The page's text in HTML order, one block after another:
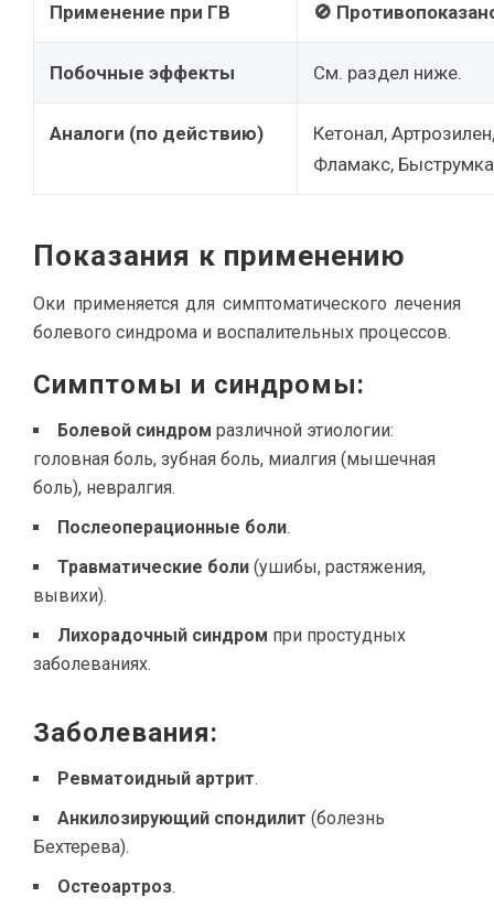
Применение при ГВ 🚫
Побочные эффекты См. раздел ниже.
Аналоги (по действию)
Кетонал, Артрозилен,
Фламакс,
Показания к применению
Оки применяется для симптоматического лечения
болевого синдрома и воспалительных процессов.
Симптомы и синдромы:
Болевой синдром различной этиологии:
головная боль, зубная боль, миалгия (мышечная
боль), невралгия.
Послеоперационные боли.
Травматические боли (ушибы, растяжения,
вывихи).
Лихорадочный синдром при простудных
заболеваниях.
Заболевания:
Ревматоидный артрит.
Анкилозирующий спондилит (болезнь
Бехтерева).
Остеоартроз.